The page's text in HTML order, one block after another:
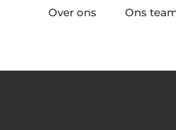
Over ons Ons